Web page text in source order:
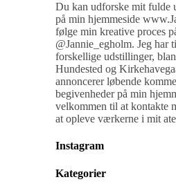
Du kan udforske mit fulde
på min hjemmeside
følge min kreative proces
@Jannie_egholm. Jeg har
forskellige udstillinger,
Hundested og
annoncerer løbende
begivenheder på min
velkommen til at kontakte
at opleve værkerne i mit
Instagram
Kategorier